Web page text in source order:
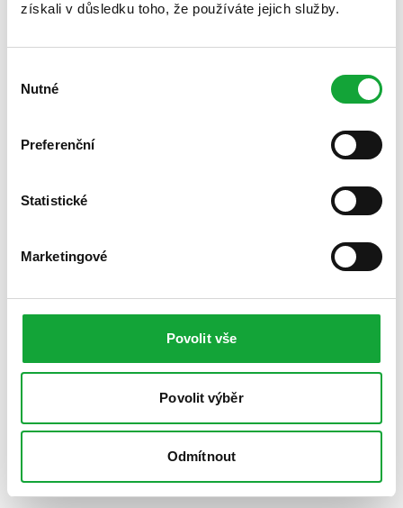
získali v důsledku toho, že používáte jejich služby.
souhlasu
Nutné
Preferenční
Statistické
Marketingové
Povolit vše
Povolit výběr
Odmítnout